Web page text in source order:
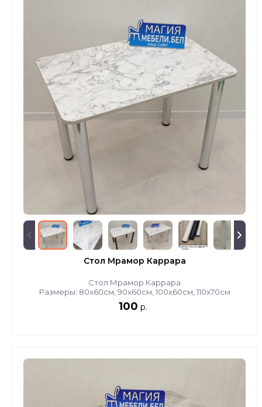
Стол Мрамор Каррара
Стол Мрамор Каррара
Размеры: 80х60см, 90х60см, 100х60см, 110х70см
100 р.